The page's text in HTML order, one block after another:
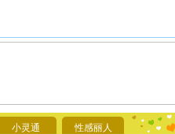
小灵通 性感丽人
能正大光
都要快乐